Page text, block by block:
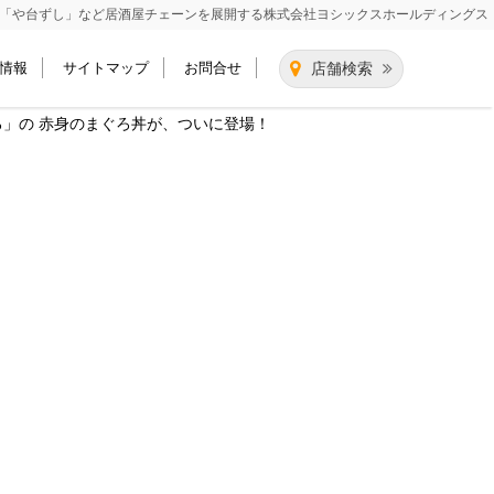
「や台ずし」など居酒屋チェーンを展開する株式会社ヨシックスホールディングス
店舗検索
報 サイトマップ お問合せ
の 赤身のまぐろ丼が、ついに登場！